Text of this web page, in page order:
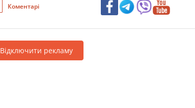
Коментарі
Відключити рекламу